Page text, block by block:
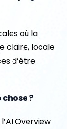
où la
claire, locale
d’être
chose ?
Overview